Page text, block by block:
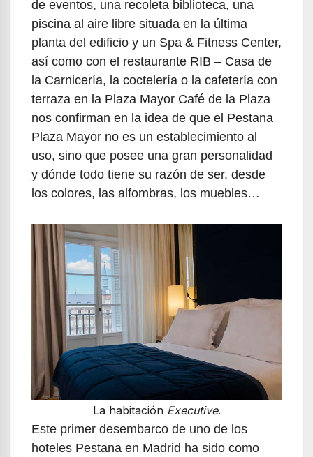
de eventos, una recoleta biblioteca, una
piscina al aire libre situada en la última
planta del edificio y un Spa & Fitness Center,
así como con el restaurante RIB – Casa de
la Carnicería, la coctelería o la cafetería con
terraza en la Plaza Mayor Café de la Plaza
nos confirman en la idea de que el Pestana
Plaza Mayor no es un establecimiento al
uso, sino que posee una gran personalidad
y dónde todo tiene su razón de ser, desde
los colores, las alfombras, los muebles…
La habitación Executive.
Este primer desembarco de uno de los
hoteles Pestana en Madrid ha sido como